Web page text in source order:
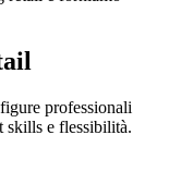
professionali
skills e flessibilità.